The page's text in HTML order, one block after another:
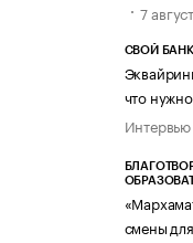
7
СВОЙ БАНК
что
Интервью
смены